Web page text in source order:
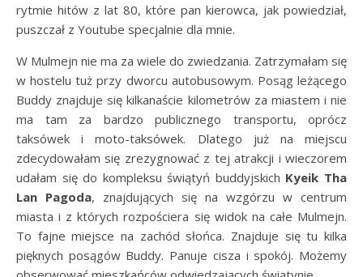
rytmie hitów z lat 80, które pan kierowca, jak powiedział,
puszczał z Youtube specjalnie dla mnie.
W Mulmejn nie ma za wiele do zwiedzania. Zatrzymałam się
w hostelu tuż przy dworcu autobusowym. Posąg leżącego
Buddy znajduje się kilkanaście kilometrów za miastem i nie
ma tam za bardzo publicznego transportu, oprócz
taksówek i moto-taksówek. Dlatego już na miejscu
zdecydowałam się zrezygnować z tej atrakcji i wieczorem
udałam się do kompleksu świątyń buddyjskich Kyeik Tha
Lan Pagoda, znajdujących się na wzgórzu w centrum
miasta i z których rozpościera się widok na całe Mulmejn.
To fajne miejsce na zachód słońca. Znajduje się tu kilka
pięknych posągów Buddy. Panuje cisza i spokój. Możemy